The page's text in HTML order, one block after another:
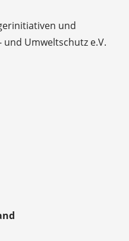
und
Umweltschutz e.V.